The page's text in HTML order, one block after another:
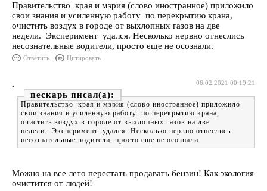
Правительство края и мэрия (слово иностранное) приложило
свои знания и усиленную работу по перекрытию крана,
очистить воздух в городе от выхлопных газов на две
недели. Эксперимент удался. Несколько нервно отнеслись
несознательные водители, просто еще не осознали.
Ответить Цитировать
06.02.2021 00:19:21
.
пескарь
Правительство края и мэрия (слово иностранное) приложило
свои знания и усиленную работу по перекрытию крана,
очистить воздух в городе от выхлопных газов на две
недели. Эксперимент удался. Несколько нервно отнеслись
несознательные водители, просто еще не осознали.
Можно на все лето перестать продавать бензин! Как экология
очистится от людей!